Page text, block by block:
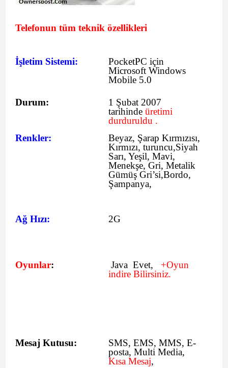
Telefonun tüm teknik özellikleri
İşletim Sistemi:
PocketPC için
Microsoft Windows
Mobile 5.0
Durum:
1 Şubat 2007
tarihinde üretimi
durduruldu .
Renkler:
Beyaz, Şarap Kırmızısı,
Kırmızı, turuncu,Siyah
Sarı, Yeşil, Mavi,
Menekşe, Gri, Metalik
Gümüş Gri’si,Bordo,
Şampanya,
Ağ Hızı: 2G
Oyunlar: Java Evet, +Oyun
indire Bilirsiniz.
Mesaj Kutusu: SMS, EMS, MMS, E-
posta, Multi Media,
Kısa Mesaj,